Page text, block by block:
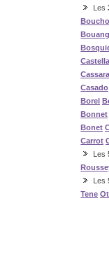
Les
Cassara
Casado
Borel
Bonnet
Bonet
Carrot
Les
Les
Tene